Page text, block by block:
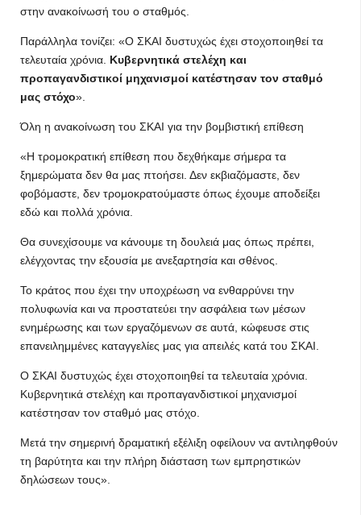
στην ανακοίνωσή του ο σταθμός.
Παράλληλα τονίζει: «Ο ΣΚΑΙ δυστυχώς έχει στοχοποιηθεί τα
τελευταία χρόνια. Κυβερνητικά στελέχη και
προπαγανδιστικοί μηχανισμοί κατέστησαν τον σταθμό
μας στόχο».
Όλη η ανακοίνωση του ΣΚΑΙ για την βομβιστική επίθεση
«Η τρομοκρατική επίθεση που δεχθήκαμε σήμερα τα
ξημερώματα δεν θα μας πτοήσει. Δεν εκβιαζόμαστε, δεν
φοβόμαστε, δεν τρομοκρατούμαστε όπως έχουμε αποδείξει
εδώ και πολλά χρόνια.
Θα συνεχίσουμε να κάνουμε τη δουλειά μας όπως πρέπει,
ελέγχοντας την εξουσία με ανεξαρτησία και σθένος.
Το κράτος που έχει την υποχρέωση να ενθαρρύνει την
πολυφωνία και να προστατεύει την ασφάλεια των μέσων
ενημέρωσης και των εργαζόμενων σε αυτά, κώφευσε στις
επανειλημμένες καταγγελίες μας για απειλές κατά του ΣΚΑΙ.
Ο ΣΚΑΙ δυστυχώς έχει στοχοποιηθεί τα τελευταία χρόνια.
Κυβερνητικά στελέχη και προπαγανδιστικοί μηχανισμοί
κατέστησαν τον σταθμό μας στόχο.
Μετά την σημερινή δραματική εξέλιξη οφείλουν να αντιληφθούν
τη βαρύτητα και την πλήρη διάσταση των εμπρηστικών
δηλώσεων τους».